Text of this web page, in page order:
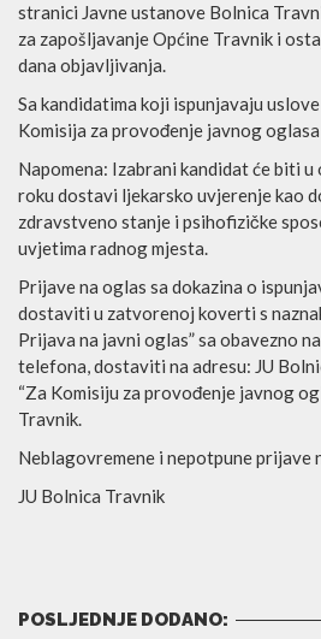
stranici Javne ustanove Bolnica
za zapošljavanje Općine Travnik i
dana objavljivanja.
Sa kandidatima koji ispunjavaju
Komisija za provođenje javnog
Napomena: Izabrani kandidat će biti u
roku dostavi ljekarsko uvjerenje kao
zdravstveno stanje i psihofizičke
uvjetima radnog mjesta.
Prijave na oglas sa dokazina o
dostaviti u zatvorenoj koverti s
Prijava na javni oglas” sa obavezno
telefona, dostaviti na adresu: JU
“Za Komisiju za provođenje javnog
Travnik.
Neblagovremene i nepotpune prijave
JU Bolnica Travnik
POSLJEDNJE DODANO: